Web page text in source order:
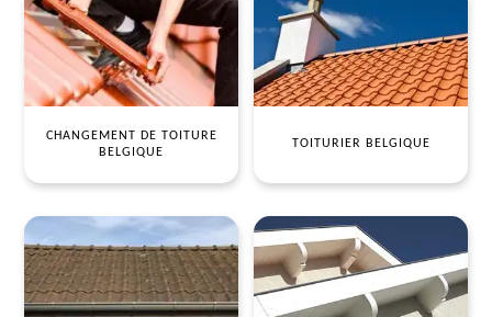
CHANGEMENT DE TOITURE
BELGIQUE
TOITURIER BELGIQUE